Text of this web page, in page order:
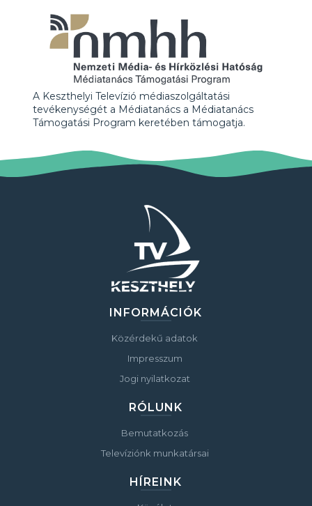
A Keszthelyi Televízió médiaszolgáltatási
tevékenységét a Médiatanács a Médiatanács
Támogatási Program keretében támogatja.
INFORMÁCIÓK
Közérdekű adatok
Impresszum
Jogi nyilatkozat
RÓLUNK
Bemutatkozás
Televíziónk munkatársai
HÍREINK